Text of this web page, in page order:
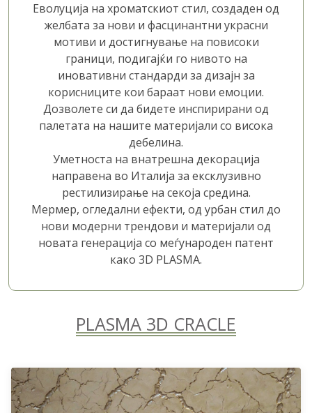
Еволуција на хроматскиот стил, создаден од
желбата за нови и фасцинантни украсни
мотиви и достигнување на повисоки
граници, подигајќи го нивото на
иновативни стандарди за дизајн за
корисниците кои бараат нови емоции.
Дозволете си да бидете инспирирани од
палетата на нашите материјали со висока
дебелина.
Уметноста на внатрешна декорација
направена во Италија за ексклузивно
рестилизирање на секоја средина.
Мермер, огледални ефекти, од урбан стил до
нови модерни трендови и материјали од
новата генерација со меѓународен патент
како 3D PLASMA.
PLASMA 3D CRACLE